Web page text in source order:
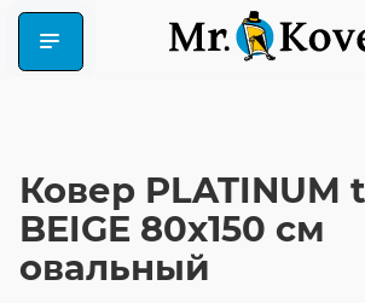
Ковер PLATINUM
BEIGE 80x150 см
овальный